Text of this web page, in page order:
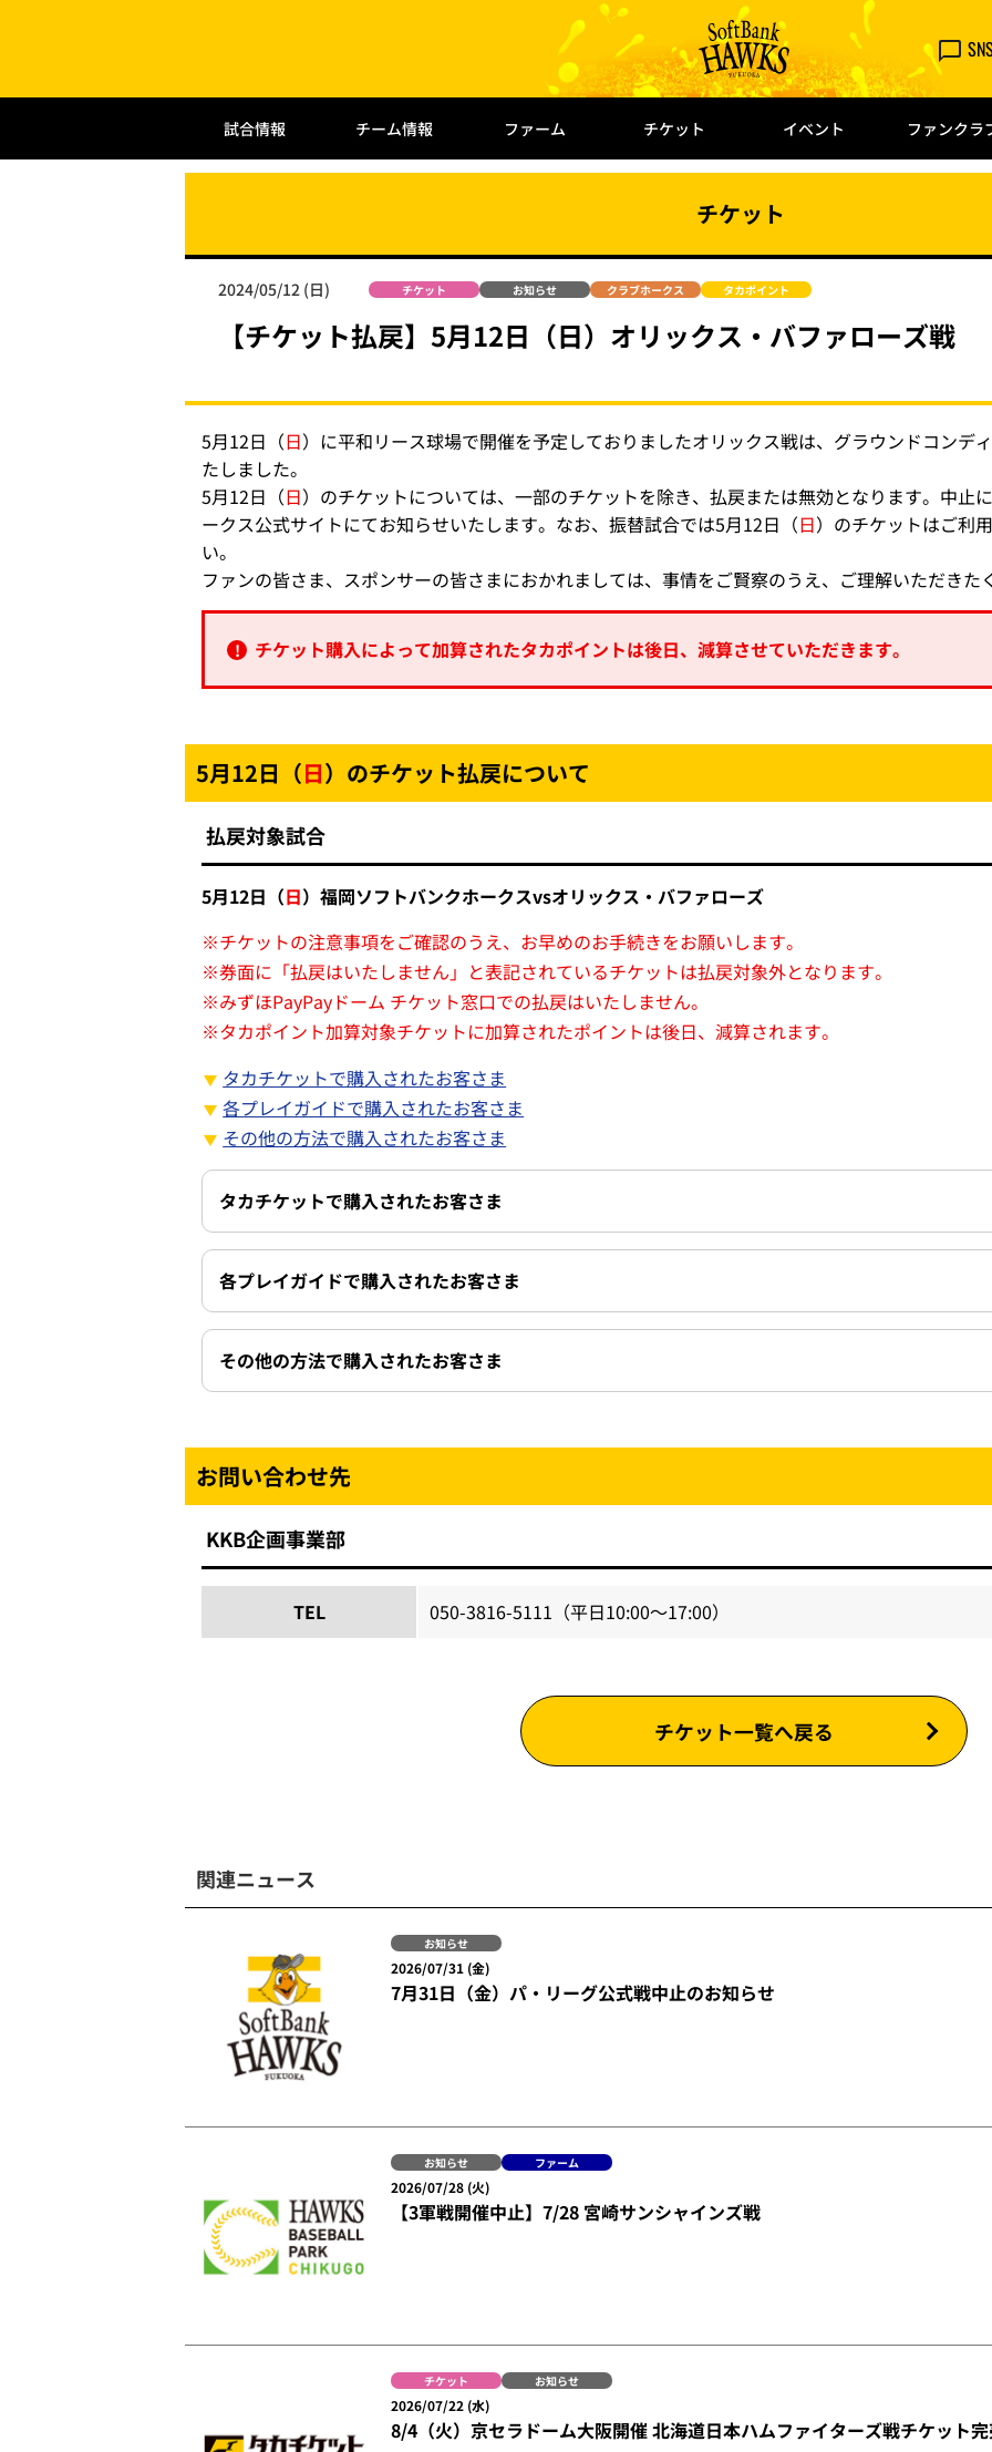
試合情報 チーム情報 ファーム チケット イベント ファンクラ
チケット
2024/05/12 (日) チケット お知らせ クラブホークス タカポイント
【チケット払戻】5月12日（日）オリックス・バファローズ戦
5月12日（日）に平和リース球場で開催を予定しておりましたオリックス戦は、グラウンドコンデ
たしました。
5月12日（日）のチケットについては、一部のチケットを除き、払戻または無効となります。中止
ークス公式サイトにてお知らせいたします。なお、振替試合では5月12日（日）のチケットはご利
い。
ファンの皆さま、スポンサーの皆さまにおかれましては、事情をご賢察のうえ、ご理解いただきた
チケット購入によって加算されたタカポイントは後日、減算させていただきます。
5月12日（日）のチケット払戻について
払戻対象試合
5月12日（日）福岡ソフトバンクホークスvsオリックス・バファローズ
※チケットの注意事項をご確認のうえ、お早めのお手続きをお願いします。
※券面に「払戻はいたしません」と表記されているチケットは払戻対象外となります。
※みずほPayPayドーム チケット窓口での払戻はいたしません。
※タカポイント加算対象チケットに加算されたポイントは後日、減算されます。
タカチケットで購入されたお客さま
各プレイガイドで購入されたお客さま
その他の方法で購入されたお客さま
タカチケットで購入されたお客さま
各プレイガイドで購入されたお客さま
その他の方法で購入されたお客さま
お問い合わせ先
KKB企画事業部
TEL 050-3816-5111（平日10:00～17:00）
チケット一覧へ戻る
関連ニュース
お知らせ
2026/07/31 (金)
7月31日（金）パ・リーグ公式戦中止のお知らせ
お知らせ ファーム
2026/07/28 (火)
【3軍戦開催中止】7/28 宮崎サンシャインズ戦
チケット お知らせ
2026/07/22 (水)
8/4（火）京セラドーム大阪開催 北海道日本ハムファイターズ戦チケット